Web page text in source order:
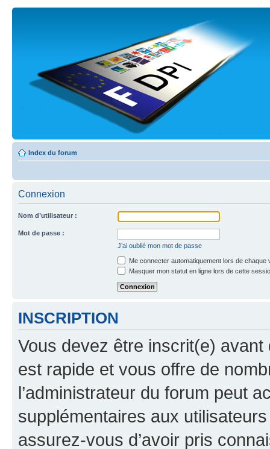
Index du forum
Connexion
Nom d’utilisateur :
Mot de passe :
J’ai oublié mon mot de passe
Me connecter automatiquement lors de chaque
Masquer mon statut en ligne lors de cette
INSCRIPTION
Vous devez être inscrit(e) avant
est rapide et vous offre de
l’administrateur du forum peut
supplémentaires aux
assurez-vous d’avoir pris